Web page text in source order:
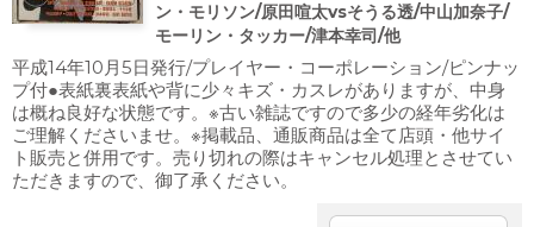
ン・モリソン/原田喧太vsそうる透/中山加奈子/
モーリン・タッカー/津本幸司/他
平成14年10月5日発行/プレイヤー・コーポレーション/ピンナッ
プ付●表紙裏表紙や背に少々キズ・カスレがありますが、中身
は概ね良好な状態です。※古い雑誌ですので多少の経年劣化は
ご理解くださいませ。※掲載品、通販商品は全て店頭・他サイ
ト販売と併用です。売り切れの際はキャンセル処理とさせてい
ただきますので、御了承ください。